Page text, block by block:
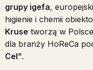
grupy igefa,
higienie i chemii
Kruse tworzą w
dla branży HoReCa
Cel”.